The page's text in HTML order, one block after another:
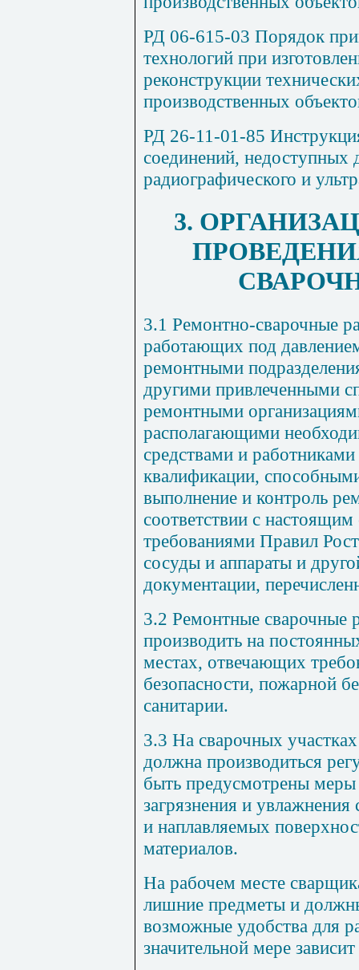
РД 06-615-03 Порядок
технологий при
реконструкции
производственных
РД 26-11-01-85
соединений, недоступных
радиографического и
3.
3.1 Ремонтно-сварочные
работающих под
ремонтными
другими привлеченными
ремонтными
располагающими
средствами и
квалификации,
выполнение и контроль
соответствии с
требованиями Правил
сосуды и аппараты и
документации,
3.2 Ремонтные сварочные
производить на
местах, отвечающих
безопасности, пожарной
санитарии.
3.3 На сварочных
должна производиться
быть предусмотрены
загрязнения и
и наплавляемых
материалов.
На рабочем месте
лишние предметы и
возможные удобства для
значительной мере